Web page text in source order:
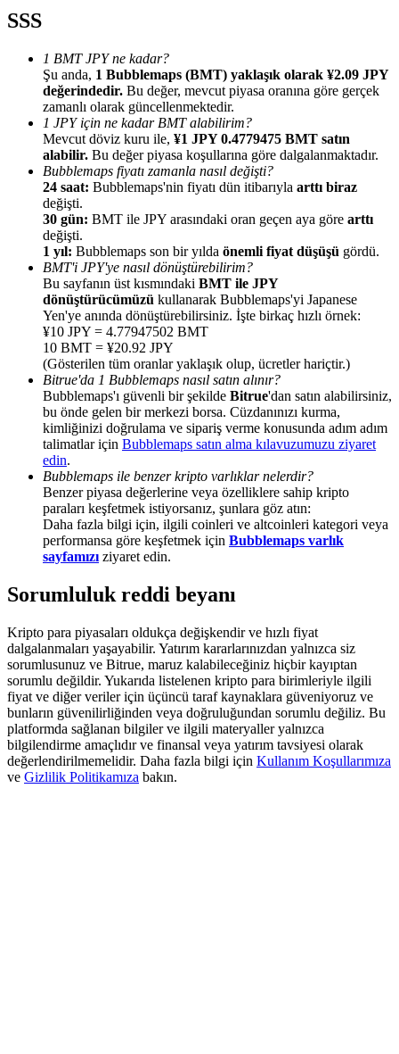
Yönlendirme
Arkadaşını davet et, nakit ödüller kazan
BTC Welcome Rewards
BTC Welcome Rewards
Deposit & Trade BTC to Share 25000 USDT prize pool!
Deposit CASHCAT & Win
Share 500000 CASHCAT prize pool
Exclusive for BitMart Users
Register & Trade to Win 500,000 USDT
Precious Metals Trading Carnival
SSS
1 BMT JPY ne kadar?
Şu anda, 1 Bubblemaps (BMT) yaklaşık olarak ¥2.09 JPY
değerindedir. Bu değer, mevcut piyasa oranına göre gerçek
zamanlı olarak güncellenmektedir.
1 JPY için ne kadar BMT alabilirim?
Mevcut döviz kuru ile, ¥1 JPY 0.4779475 BMT satın
alabilir. Bu değer piyasa koşullarına göre dalgalanmaktadır.
Bubblemaps fiyatı zamanla nasıl değişti?
24 saat: Bubblemaps'nin fiyatı dün itibarıyla arttı biraz
değişti.
30 gün: BMT ile JPY arasındaki oran geçen aya göre arttı
değişti.
1 yıl: Bubblemaps son bir yılda önemli fiyat düşüşü gördü.
BMT'i JPY'ye nasıl dönüştürebilirim?
Bu sayfanın üst kısmındaki BMT ile JPY
dönüştürücümüzü kullanarak Bubblemaps'yi Japanese
Yen'ye anında dönüştürebilirsiniz. İşte birkaç hızlı örnek:
¥10 JPY = 4.77947502 BMT
10 BMT = ¥20.92 JPY
(Gösterilen tüm oranlar yaklaşık olup, ücretler hariçtir.)
Bitrue'da 1 Bubblemaps nasıl satın alınır?
Bubblemaps'ı güvenli bir şekilde Bitrue'dan satın alabilirsiniz,
bu önde gelen bir merkezi borsa. Cüzdanınızı kurma,
kimliğinizi doğrulama ve sipariş verme konusunda adım adım
talimatlar için Bubblemaps satın alma kılavuzumuzu ziyaret
edin.
Bubblemaps ile benzer kripto varlıklar nelerdir?
Benzer piyasa değerlerine veya özelliklere sahip kripto
paraları keşfetmek istiyorsanız, şunlara göz atın:
Daha fazla bilgi için, ilgili coinleri ve altcoinleri kategori veya
performansa göre keşfetmek için Bubblemaps varlık
sayfamızı ziyaret edin.
Sorumluluk reddi beyanı
Kripto para piyasaları oldukça değişkendir ve hızlı fiyat
dalgalanmaları yaşayabilir. Yatırım kararlarınızdan yalnızca siz
sorumlusunuz ve Bitrue, maruz kalabileceğiniz hiçbir kayıptan
sorumlu değildir. Yukarıda listelenen kripto para birimleriyle ilgili
fiyat ve diğer veriler için üçüncü taraf kaynaklara güveniyoruz ve
bunların güvenilirliğinden veya doğruluğundan sorumlu değiliz. Bu
platformda sağlanan bilgiler ve ilgili materyaller yalnızca
bilgilendirme amaçlıdır ve finansal veya yatırım tavsiyesi olarak
değerlendirilmemelidir. Daha fazla bilgi için Kullanım Koşullarımıza
ve Gizlilik Politikamıza bakın.